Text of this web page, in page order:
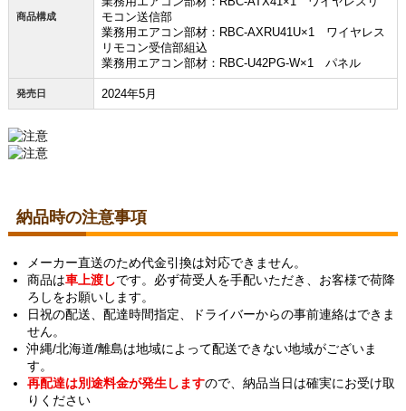
商品構成
モコン送信部
業務用エアコン部材：RBC-AXRU41U×1 ワイヤレス
リモコン受信部組込
業務用エアコン部材：RBC-U42PG-W×1 パネル
発売日 2024年5月
納品時の注意事項
メーカー直送のため代金引換は対応できません。
商品は車上渡しです。必ず荷受人を手配いただき、お客様で荷降
ろしをお願いします。
日祝の配送、配達時間指定、ドライバーからの事前連絡はできま
せん。
沖縄/北海道/離島は地域によって配送できない地域がございま
す。
再配達は別途料金が発生しますので、納品当日は確実にお受け取
りください